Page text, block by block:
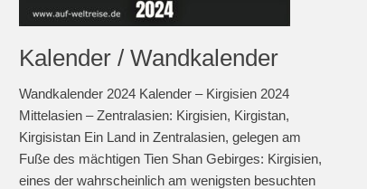
Kalender / Wandkalender
Wandkalender 2024 Kalender – Kirgisien 2024
Mittelasien – Zentralasien: Kirgisien, Kirgistan,
Kirgisistan Ein Land in Zentralasien, gelegen am
Fuße des mächtigen Tien Shan Gebirges: Kirgisien,
eines der wahrscheinlich am wenigsten besuchten